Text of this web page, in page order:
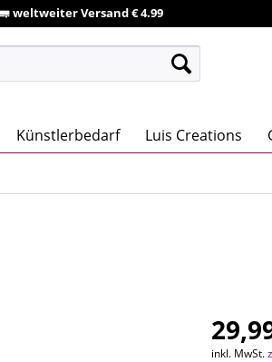
weltweiter Versand € 4.99
Künstlerbedarf Luis Creations
inkl. MwSt.